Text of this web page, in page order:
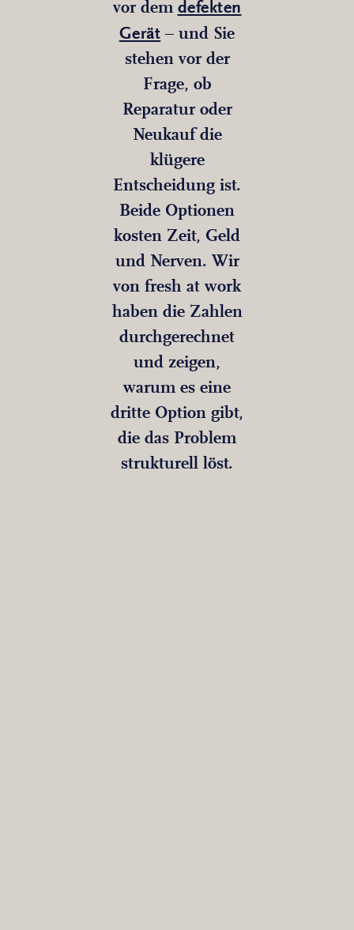
vor dem defekten
Gerät – und Sie
stehen vor der
Frage, ob
Reparatur oder
Neukauf die
klügere
Entscheidung ist.
Beide Optionen
kosten Zeit, Geld
und Nerven. Wir
von fresh at work
haben die Zahlen
durchgerechnet
und zeigen,
warum es eine
dritte Option gibt,
die das Problem
strukturell löst.